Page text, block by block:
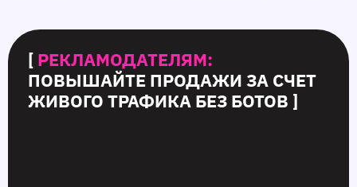
[ РЕКЛАМОДАТЕЛЯМ:
ПОВЫШАЙТЕ ПРОДАЖИ ЗА СЧЕТ
ЖИВОГО ТРАФИКА БЕЗ БОТОВ ]